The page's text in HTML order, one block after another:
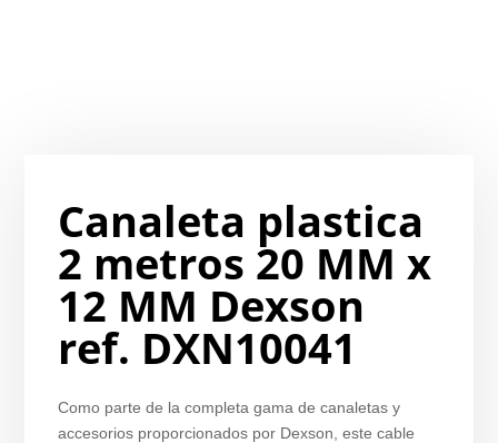
Canaleta plastica
2 metros 20 MM x
12 MM Dexson
ref. DXN10041
Como parte de la completa gama de canaletas y
accesorios proporcionados por Dexson, este cable